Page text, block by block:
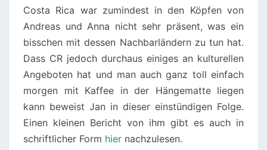
Costa Rica war zumindest in den Köpfen von
Andreas und Anna nicht sehr präsent, was ein
bisschen mit dessen Nachbarländern zu tun hat.
Dass CR jedoch durchaus einiges an kulturellen
Angeboten hat und man auch ganz toll einfach
morgen mit Kaffee in der Hängematte liegen
kann beweist Jan in dieser einstündigen Folge.
Einen kleinen Bericht von ihm gibt es auch in
schriftlicher Form hier nachzulesen.